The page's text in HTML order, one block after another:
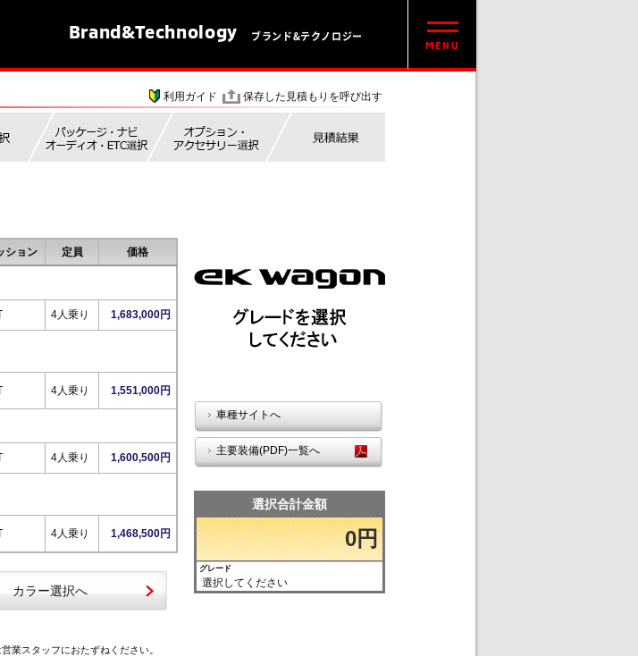
Brand&Technology ブランド&テクノロジー
利用ガイド 保存した見積もりを呼び出す
ション 定員 価格
4人乗り 1,683,000円
4人乗り 1,551,000円
4人乗り 1,600,500円
4人乗り 1,468,500円
カラー選択へ
業スタッフにおたずねください。
車種サイトへ
主要装備(PDF)一覧へ
選択合計金額
0円
グレード
選択してください